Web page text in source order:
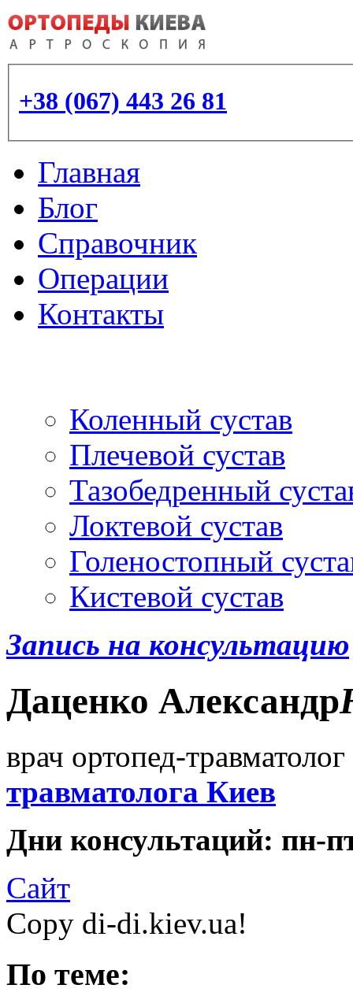
+38 (067) 443 26 81
Главная
Блог
Справочник
Операции
Контакты
Коленный сустав
Плечевой сустав
Тазобедренный
Локтевой сустав
Голеностопный
Кистевой сустав
Запись на консультацию
Даценко Александр
врач ортопед-
травматолога Киев
Дни консультаций: пн-
Сайт
Copy di-di.kiev.ua!
По теме: